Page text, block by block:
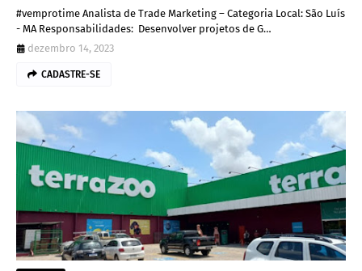
#vemprotime Analista de Trade Marketing – Categoria Local: São Luís
- MA Responsabilidades: Desenvolver projetos de G…
dezembro 14, 2023
CADASTRE-SE